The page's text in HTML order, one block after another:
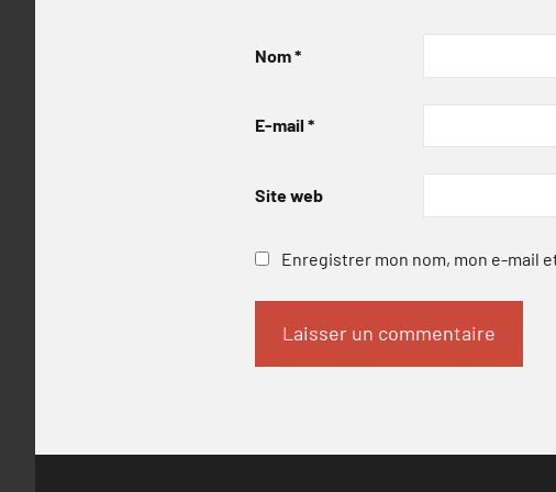
Nom*
E-mail *
Site web
Enregistrer mon nom, mon e-mail